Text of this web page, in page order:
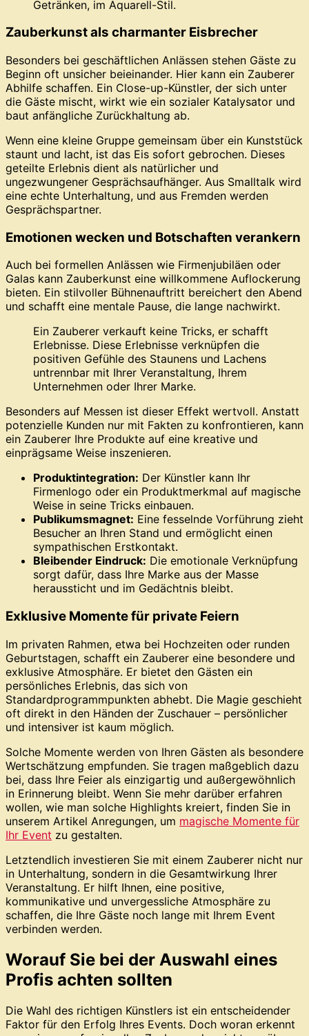
Zauberkunst als charmanter Eisbrecher
Besonders bei geschäftlichen Anlässen stehen Gäste zu
Beginn oft unsicher beieinander. Hier kann ein Zauberer
Abhilfe schaffen. Ein Close-up-Künstler, der sich unter
die Gäste mischt, wirkt wie ein sozialer Katalysator und
baut anfängliche Zurückhaltung ab.
Wenn eine kleine Gruppe gemeinsam über ein Kunststück
staunt und lacht, ist das Eis sofort gebrochen. Dieses
geteilte Erlebnis dient als natürlicher und
ungezwungener Gesprächsaufhänger. Aus Smalltalk wird
eine echte Unterhaltung, und aus Fremden werden
Gesprächspartner.
Emotionen wecken und Botschaften verankern
Auch bei formellen Anlässen wie Firmenjubiläen oder
Galas kann Zauberkunst eine willkommene Auflockerung
bieten. Ein stilvoller Bühnenauftritt bereichert den Abend
und schafft eine mentale Pause, die lange nachwirkt.
Ein Zauberer verkauft keine Tricks, er schafft
Erlebnisse. Diese Erlebnisse verknüpfen die
positiven Gefühle des Staunens und Lachens
untrennbar mit Ihrer Veranstaltung, Ihrem
Unternehmen oder Ihrer Marke.
Besonders auf Messen ist dieser Effekt wertvoll. Anstatt
potenzielle Kunden nur mit Fakten zu konfrontieren, kann
ein Zauberer Ihre Produkte auf eine kreative und
einprägsame Weise inszenieren.
Produktintegration: Der Künstler kann Ihr
Firmenlogo oder ein Produktmerkmal auf magische
Weise in seine Tricks einbauen.
Publikumsmagnet: Eine fesselnde Vorführung zieht
Besucher an Ihren Stand und ermöglicht einen
sympathischen Erstkontakt.
Bleibender Eindruck: Die emotionale Verknüpfung
sorgt dafür, dass Ihre Marke aus der Masse
heraussticht und im Gedächtnis bleibt.
Exklusive Momente für private Feiern
Im privaten Rahmen, etwa bei Hochzeiten oder runden
Geburtstagen, schafft ein Zauberer eine besondere und
exklusive Atmosphäre. Er bietet den Gästen ein
persönliches Erlebnis, das sich von
Standardprogrammpunkten abhebt. Die Magie geschieht
oft direkt in den Händen der Zuschauer – persönlicher
und intensiver ist kaum möglich.
Solche Momente werden von Ihren Gästen als besondere
Wertschätzung empfunden. Sie tragen maßgeblich dazu
bei, dass Ihre Feier als einzigartig und außergewöhnlich
in Erinnerung bleibt. Wenn Sie mehr darüber erfahren
wollen, wie man solche Highlights kreiert, finden Sie in
unserem Artikel Anregungen, um magische Momente für
Ihr Event zu gestalten.
Letztendlich investieren Sie mit einem Zauberer nicht nur
in Unterhaltung, sondern in die Gesamtwirkung Ihrer
Veranstaltung. Er hilft Ihnen, eine positive,
kommunikative und unvergessliche Atmosphäre zu
schaffen, die Ihre Gäste noch lange mit Ihrem Event
verbinden werden.
Worauf Sie bei der Auswahl eines
Profis achten sollten
Die Wahl des richtigen Künstlers ist ein entscheidender
Faktor für den Erfolg Ihres Events. Doch woran erkennt